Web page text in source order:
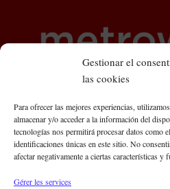
Gestionar el
las cookies
Para ofrecer las mejores experiencias,
almacenar y/o acceder a la información del
tecnologías nos permitirá procesar datos como
identificaciones únicas en este sitio. No
afectar negativamente a ciertas características y
Gérer les services
Metrowall